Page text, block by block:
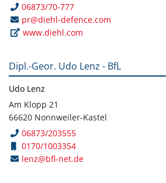
06873/70-777
pr@diehl-defence.com
www.diehl.com
Dipl.-Geor. Udo Lenz - BfL
Udo Lenz
Am Klopp 21
66620 Nonnweiler-Kastel
06873/203555
0170/1003354
lenz@bfl-net.de